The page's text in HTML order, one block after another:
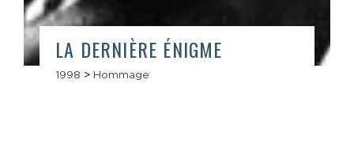
LA DERNIÈRE ÉNIGME
1998 > Hommage